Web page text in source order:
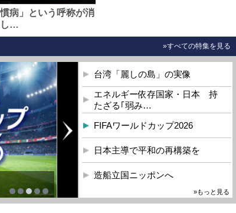
慣病」という呼称が消
し…
»すべての特集を見る
台湾「麗しの島」の実像
エネルギー依存国家・日本 持
たざる｢弱み…
FIFAワールドカップ2026
日本主導で平和の再構築を
造船立国ニッポンへ
»もっと見る